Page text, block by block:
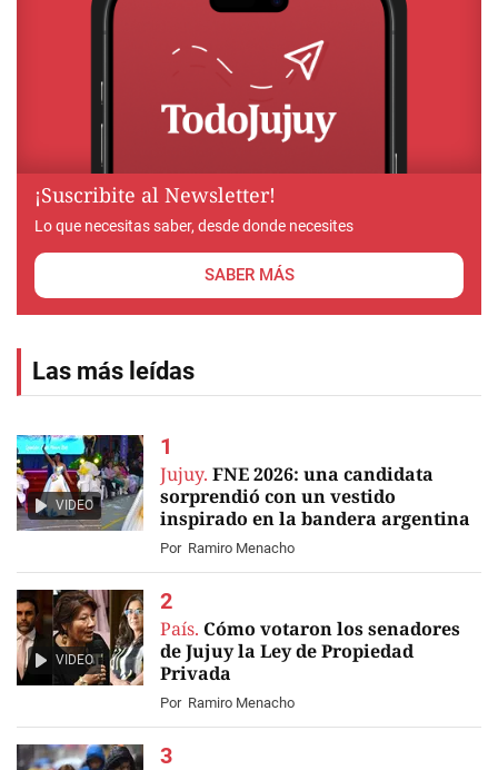
¡Suscribite al Newsletter!
Lo que necesitas saber, desde donde necesites
SABER MÁS
Las más leídas
VIDEO
Jujuy. FNE 2026: una candidata
sorprendió con un vestido
inspirado en la bandera argentina
Por Ramiro Menacho
VIDEO
País. Cómo votaron los senadores
de Jujuy la Ley de Propiedad
Privada
Por Ramiro Menacho